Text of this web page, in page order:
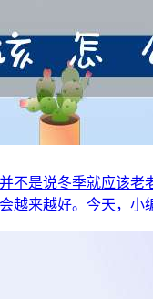
不是说冬季就应该
越来越好。今天，小